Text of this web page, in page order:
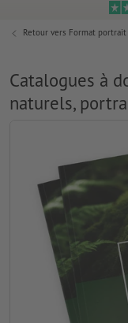
Retour vers Format portrait
Catalogues à
naturels,